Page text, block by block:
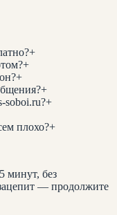
+
+
+
+
soboi.ru?+
плохо?+
минут, без
— продолжите